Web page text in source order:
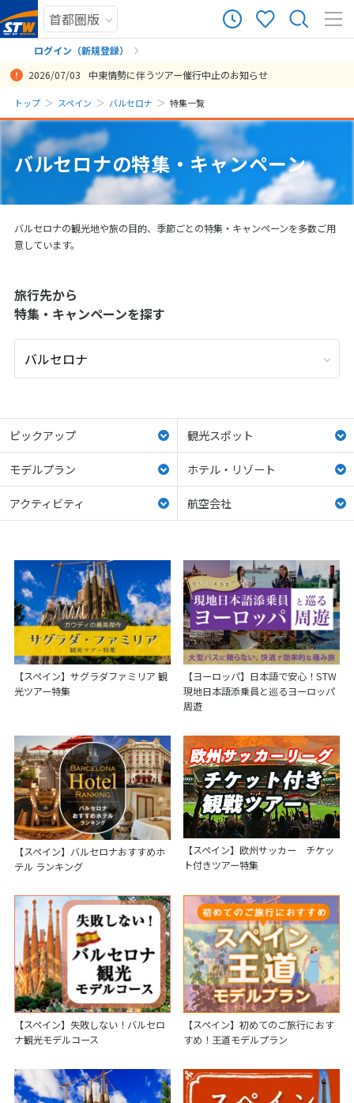
ログイン（新規登録）
まだ履歴がありません
まだ登録がありません
2026/07/03 中東情勢に伴うツアー催行中止のお知らせ
トップ スペイン バルセロナ 特集一覧
バルセロナの特集・キャンペーン
バルセロナの観光地や旅の目的、季節ごとの特集・キャンペーンを多数ご用
意しています。
旅行先から
特集・キャンペーンを探す
ピックアップ 観光スポット
モデルプラン ホテル・リゾート
アクティビティ 航空会社
【スペイン】サグラダファミリア 観
光ツアー特集
【ヨーロッパ】日本語で安心！STW
現地日本語添乗員と巡るヨーロッパ
周遊
【スペイン】バルセロナおすすめホ
テル ランキング
【スペイン】欧州サッカー チケッ
ト付きツアー特集
【スペイン】失敗しない！バルセロ
ナ観光モデルコース
【スペイン】初めてのご旅行におす
すめ！王道モデルプラン